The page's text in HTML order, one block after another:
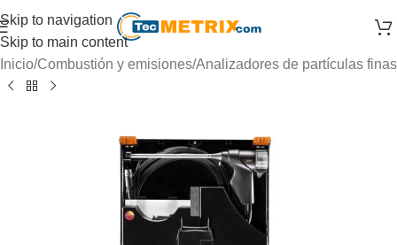
Skip to navigation
Skip to main content
Inicio/Combustión y emisiones/Analizadores de partículas finas